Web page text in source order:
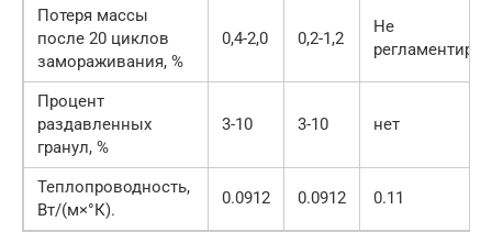
Потеря массы
после 20 циклов
замораживания, %
0,4-2,0 0,2-1,2
Не
Процент
раздавленных
гранул, %
3-10 3-10 нет
Теплопроводность,
Вт/(м×°К).
0.0912 0.0912 0.11